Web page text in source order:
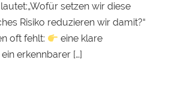
setzen wir diese
Risiko reduzieren wir damit?“
oft fehlt:
eine klare
ein erkennbarer […]